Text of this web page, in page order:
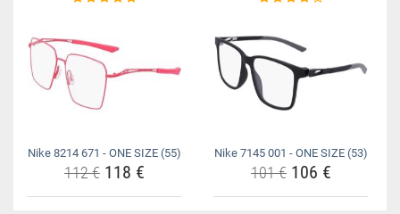
Nike 8214 671 - ONE SIZE (55)
112 € 118 €
Nike 7145 001 - ONE SIZE (53)
101 € 106 €